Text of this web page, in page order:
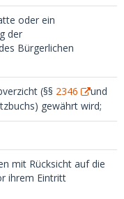
oder ein
der
Bürgerlichen
(§§ 2346
und
gewährt wird;
mit Rücksicht auf die
ihrem Eintritt